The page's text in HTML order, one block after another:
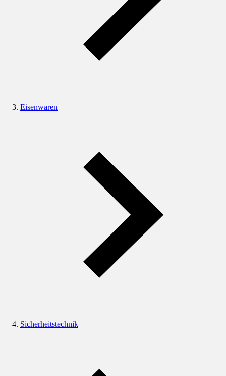
Eisenwaren
Sicherheitstechnik